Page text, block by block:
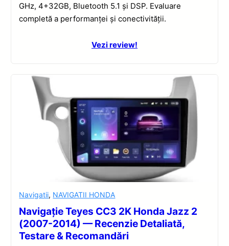
GHz, 4+32GB, Bluetooth 5.1 și DSP. Evaluare
completă a performanței și conectivității.
Vezi review!
Navigatii, NAVIGATII HONDA
Navigație Teyes CC3 2K Honda Jazz 2
(2007-2014) — Recenzie Detaliată,
Testare & Recomandări